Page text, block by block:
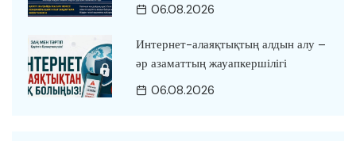
06.08.2026
Интернет-алаяқтықтың алдын алу –
әр азаматтың жауапкершілігі
06.08.2026